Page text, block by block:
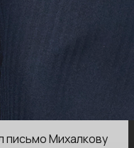
письмо Михалкову